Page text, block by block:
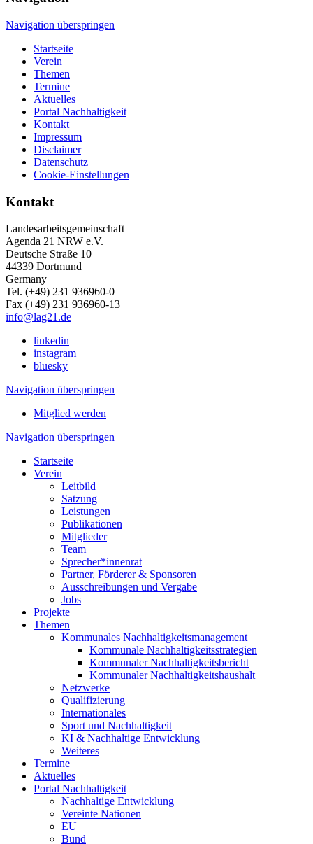
Navigation überspringen
Startseite
Verein
Themen
Termine
Aktuelles
Portal Nachhaltigkeit
Kontakt
Impressum
Disclaimer
Datenschutz
Cookie-Einstellungen
Kontakt
Landesarbeitsgemeinschaft
Agenda 21 NRW e.V.
Deutsche Straße 10
44339 Dortmund
Germany
Tel. (+49) 231 936960-0
Fax (+49) 231 936960-13
info@lag21.de
linkedin
instagram
bluesky
Navigation überspringen
Mitglied werden
Navigation überspringen
Startseite
Verein
Leitbild
Satzung
Leistungen
Publikationen
Mitglieder
Team
Sprecher*innenrat
Partner, Förderer & Sponsoren
Ausschreibungen und Vergabe
Jobs
Projekte
Themen
Kommunales Nachhaltigkeitsmanagement
Kommunale Nachhaltigkeitsstrategien
Kommunaler Nachhaltigkeitsbericht
Kommunaler Nachhaltigkeitshaushalt
Netzwerke
Qualifizierung
Internationales
Sport und Nachhaltigkeit
KI & Nachhaltige Entwicklung
Weiteres
Termine
Aktuelles
Portal Nachhaltigkeit
Nachhaltige Entwicklung
Vereinte Nationen
EU
Bund